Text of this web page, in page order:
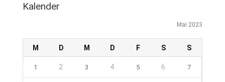
Kalender
Mai 2023
M D M D F S S
1 2 3 4 5 6 7